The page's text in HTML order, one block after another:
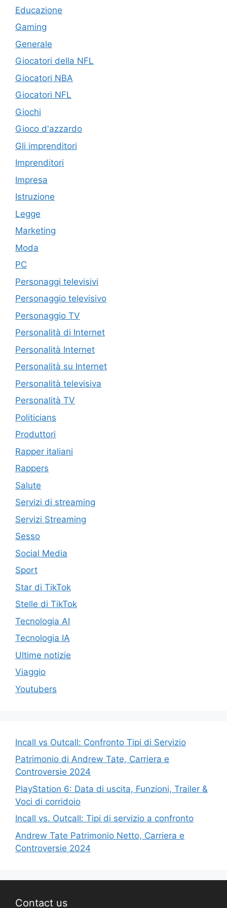
Educazione
Gaming
Generale
Giocatori della NFL
Giocatori NBA
Giocatori NFL
Giochi
Gioco d'azzardo
Gli imprenditori
Imprenditori
Impresa
Istruzione
Legge
Marketing
Moda
PC
Personaggi televisivi
Personaggio televisivo
Personaggio TV
Personalità di Internet
Personalità Internet
Personalità su Internet
Personalità televisiva
Personalità TV
Politicians
Produttori
Rapper italiani
Rappers
Salute
Servizi di streaming
Servizi Streaming
Sesso
Social Media
Sport
Star di TikTok
Stelle di TikTok
Tecnologia AI
Tecnologia IA
Ultime notizie
Viaggio
Youtubers
Incall vs Outcall: Confronto Tipi di Servizio
Patrimonio di Andrew Tate, Carriera e
Controversie 2024
PlayStation 6: Data di uscita, Funzioni, Trailer &
Voci di corridoio
Incall vs. Outcall: Tipi di servizio a confronto
Andrew Tate Patrimonio Netto, Carriera e
Controversie 2024
Contact us